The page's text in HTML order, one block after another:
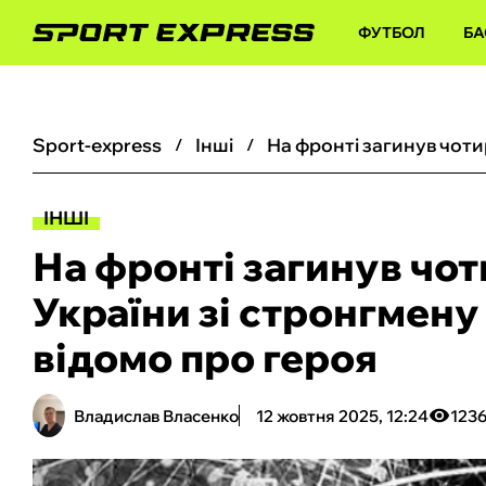
ФУТБОЛ
sport-express інші
ІНШІ
На фронті загинув
України зі
відомо про героя
Владислав Власенко 12 жовтня 2025, 12:24 1236